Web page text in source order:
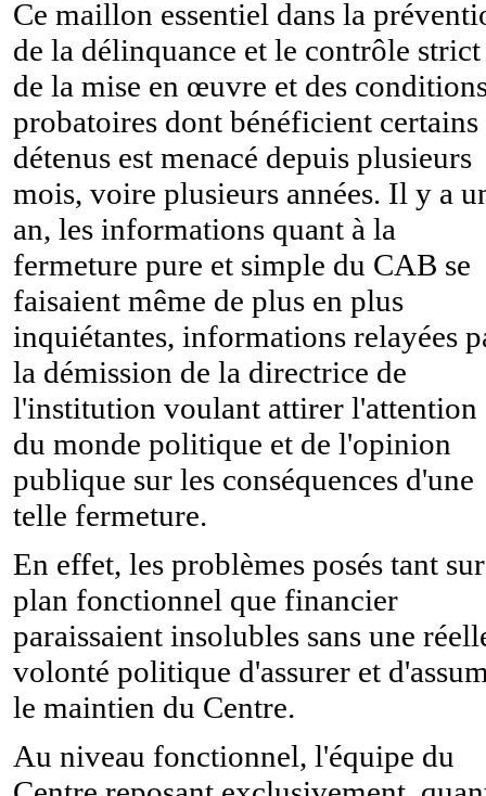
Ce maillon essentiel dans la
de la délinquance et le contrôle strict
de la mise en œuvre et des
probatoires dont bénéficient certains
détenus est menacé depuis plusieurs
mois, voire plusieurs années. Il y a
an, les informations quant à la
fermeture pure et simple du CAB se
faisaient même de plus en plus
inquiétantes, informations relayées
la démission de la directrice de
l'institution voulant attirer l'attention
du monde politique et de l'opinion
publique sur les conséquences d'une
telle fermeture.
En effet, les problèmes posés tant
plan fonctionnel que financier
paraissaient insolubles sans une
volonté politique d'assurer et
le maintien du Centre.
Au niveau fonctionnel, l'équipe du